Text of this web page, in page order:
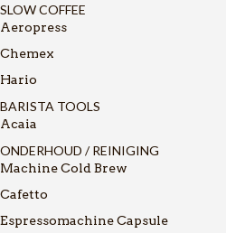
SLOW COFFEE
Aeropress
Chemex
Hario
BARISTA TOOLS
Acaia
ONDERHOUD / REINIGING
Machine Cold Brew
Cafetto
Espressomachine Capsule